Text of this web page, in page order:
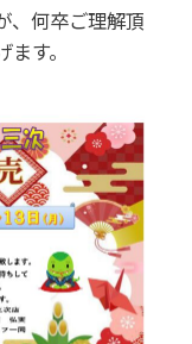
、何卒ご理解頂
す。